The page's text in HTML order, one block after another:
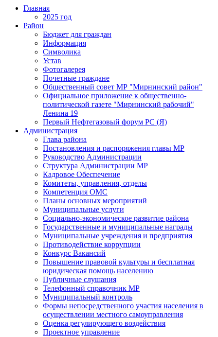
Главная
2025 год
Район
Бюджет для граждан
Информация
Символика
Устав
Фотогалерея
Почетные граждане
Общественный совет МР "Мирнинский район"
Официальное приложение к общественно-
политической газете "Мирнинский рабочий"
Ленина 19
Первый Нефтегазовый форум РС (Я)
Администрация
Глава района
Постановления и распоряжения главы МР
Руководство Администрации
Структура Администрации МР
Кадровое Обеспечение
Комитеты, управления, отделы
Компетенция ОМС
Планы основных мероприятий
Муниципальные услуги
Социально-экономическое развитие района
Государственные и муниципальные награды
Муниципальные учреждения и предприятия
Противодействие коррупции
Конкурс Вакансий
Повышение правовой культуры и бесплатная
юридическая помощь населению
Публичные слушания
Телефонный справочник МР
Муниципальный контроль
Формы непосредственного участия населения в
осуществлении местного самоуправления
Оценка регулирующего воздействия
Проектное управление